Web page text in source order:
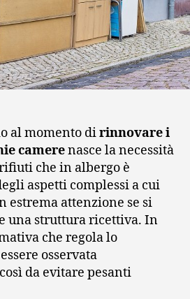
al momento dirinnovare i
camerenasce la necessità
che in albergo è
aspetti complessi a cui
estrema attenzione se si
una struttura ricettiva. In
che regola lo
osservata
da evitare pesanti